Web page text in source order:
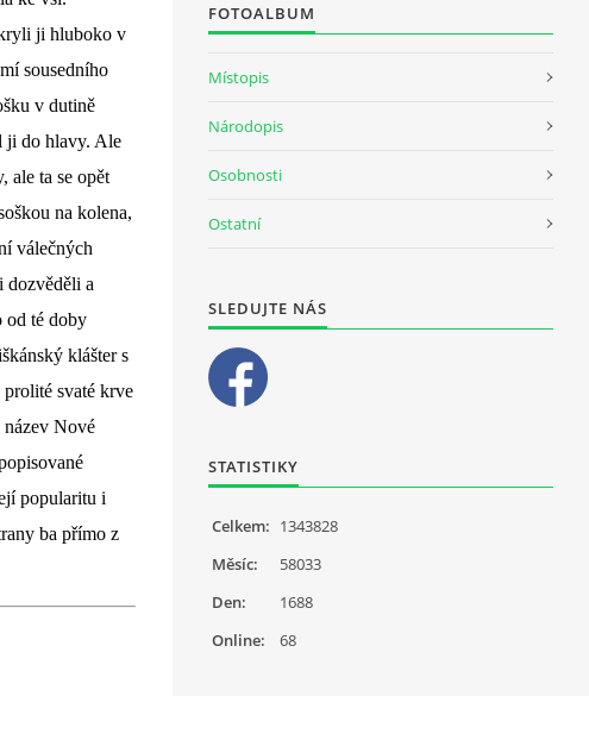
ji hluboko v
sousedního
v dutině
ji do hlavy. Ale
ale ta se opět
na kolena,
válečných
dozvěděli a
od té doby
klášter s
svaté krve
Nové
popularitu i
ba přímo z
FOTOALBUM
Místopis
Národopis
Osobnosti
Ostatní
SLEDUJTE NÁS
STATISTIKY
Online: 68
Celkem: 1343828
Měsíc:
58033
Den:
1688